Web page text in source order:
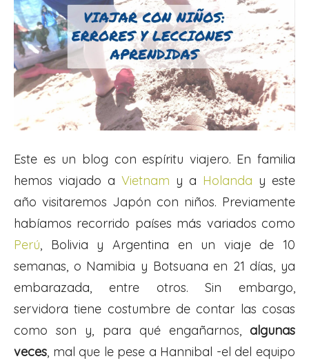
Este es un blog con espíritu viajero. En familia
hemos viajado a Vietnam y a Holanda y este
año visitaremos Japón con niños. Previamente
habíamos recorrido países más variados como
Perú, Bolivia y Argentina en un viaje de 10
semanas, o Namibia y Botsuana en 21 días, ya
embarazada, entre otros. Sin embargo,
servidora tiene costumbre de contar las cosas
como son y, para qué engañarnos,algunas
veces, mal que le pese a Hannibal -el del equipo